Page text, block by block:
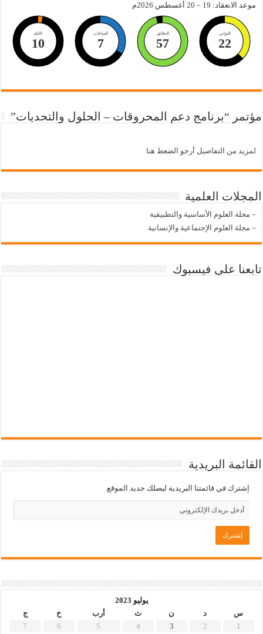
موعد الانعقاد: 19 – 20 أغسطس 2026م
الايام
10
الساعات
7
الدقائق
57
الثواني
21
مؤتمر “برنامج دعم المحروقات – الحلول والتحديات”
لمزيد من التفاصيل أرجو الضعط هنا
المجلات العلمية
– مجلة العلوم الأساسية والتطبيقية
– مجلة العلوم الإجتماعية والإنسانية
تابعنا على فيسبوك
القائمة البريدية
إشترك في قائمتنا البريدية ليصلك جديد الموقع.
يوليو 2023
س
د ن ث أرب خ
ج
1
2
3
4
5
6
7